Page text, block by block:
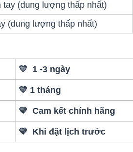
tay (dung lượng thấp nhất)
(dung lượng thấp nhất)
💛 1 -3 ngày
💛 1 tháng
💛 Cam kết chính hãng
💛 Khi đặt lịch trước